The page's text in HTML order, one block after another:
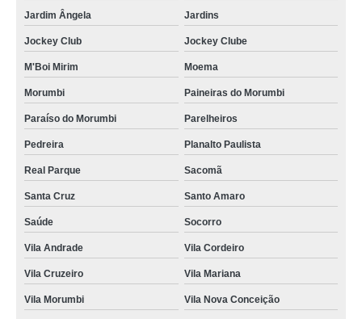
racks ti metálico data center Ibitiruna
racks de metal para ti Vila Isabel
rack de ti data center valor Baixada Fluminense
rack metálico de ti valor Nova Iguaçu
qual o preço de rack metálico de ti Perus
projeto para rack de ti metálico Mandaqui
rack ti de aluminio valor Artur Nogueira
qual o preço de rack ti suspenso Méier
rack ti suspenso Valinhos
rack de metal para ti Heliópolis
rack ti de aluminio Engenheiro Leal
Jardim Ângela Jardins
Jockey Club Jockey Clube
M'Boi Mirim Moema
Morumbi Paineiras do Morumbi
Paraíso do Morumbi Parelheiros
Pedreira Planalto Paulista
Real Parque Sacomã
Santa Cruz Santo Amaro
Saúde Socorro
Vila Andrade Vila Cordeiro
Vila Cruzeiro Vila Mariana
Vila Morumbi Vila Nova Conceição